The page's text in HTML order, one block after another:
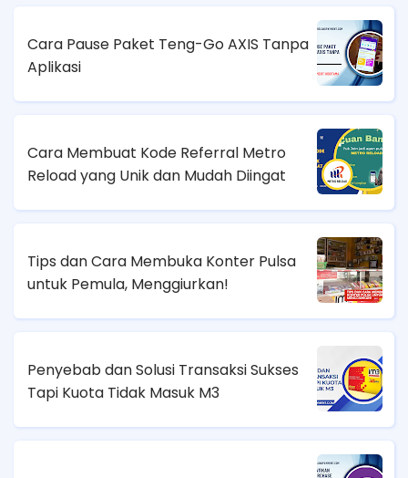
Cara Pause Paket Teng-Go AXIS Tanpa
Aplikasi
Cara Membuat Kode Referral Metro
Reload yang Unik dan Mudah Diingat
Tips dan Cara Membuka Konter Pulsa
untuk Pemula, Menggiurkan!
Penyebab dan Solusi Transaksi Sukses
Tapi Kuota Tidak Masuk M3